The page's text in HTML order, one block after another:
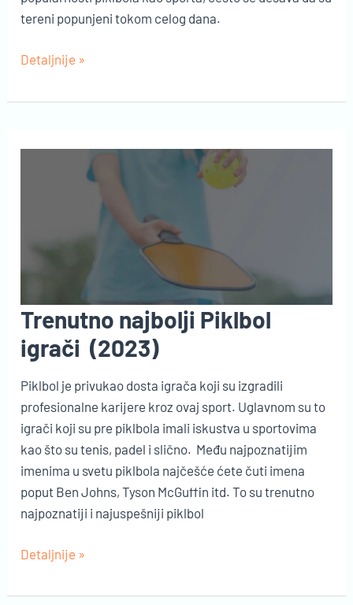
tereni popunjeni tokom celog dana.
Piklbol
(scheduler)
Detaljnije »
Trenutno najbolji Piklbol
igrači (2023)
Piklbol je privukao dosta igrača koji su izgradili
profesionalne karijere kroz ovaj sport. Uglavnom su to
igrači koji su pre piklbola imali iskustva u sportovima
kao što su tenis, padel i slično. Među najpoznatijim
imenima u svetu piklbola najčešće ćete čuti imena
poput Ben Johns, Tyson McGuffin itd. To su trenutno
najpoznatiji i najuspešniji piklbol
Trenutno
Piklbol
Detaljnije »